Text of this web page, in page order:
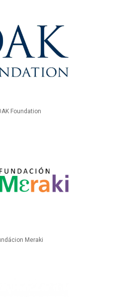
Foundation
Meraki